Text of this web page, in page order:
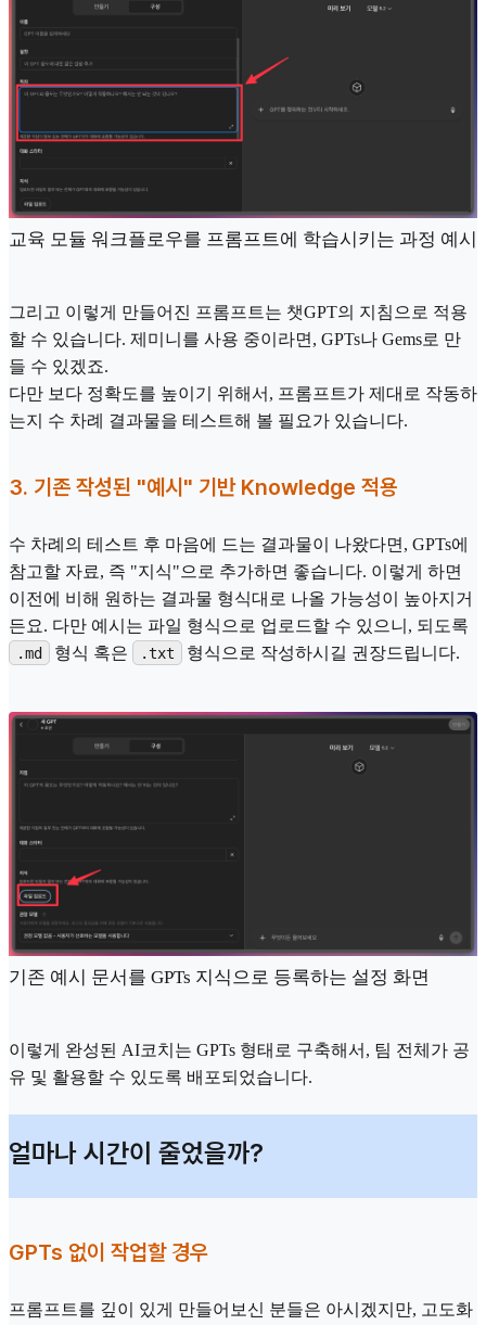
교육 모듈 워크플로우를 프롬프트에 학습시키는 과정 예시
그리고 이렇게 만들어진 프롬프트는 챗GPT의 지침으로 적용
할 수 있습니다. 제미니를 사용 중이라면, GPTs나 Gems로 만
들 수 있겠죠.
다만 보다 정확도를 높이기 위해서, 프롬프트가 제대로 작동하
는지 수 차례 결과물을 테스트해 볼 필요가 있습니다.
3. 기존 작성된 "예시" 기반 Knowledge 적용
수 차례의 테스트 후 마음에 드는 결과물이 나왔다면, GPTs에
참고할 자료, 즉 "지식"으로 추가하면 좋습니다. 이렇게 하면
이전에 비해 원하는 결과물 형식대로 나올 가능성이 높아지거
든요. 다만 예시는 파일 형식으로 업로드할 수 있으니, 되도록
.md 형식 혹은 .txt 형식으로 작성하시길 권장드립니다.
기존 예시 문서를 GPTs 지식으로 등록하는 설정 화면
이렇게 완성된 AI코치는 GPTs 형태로 구축해서, 팀 전체가 공
유 및 활용할 수 있도록 배포되었습니다.
얼마나 시간이 줄었을까?
GPTs 없이 작업할 경우
프롬프트를 깊이 있게 만들어보신 분들은 아시겠지만, 고도화